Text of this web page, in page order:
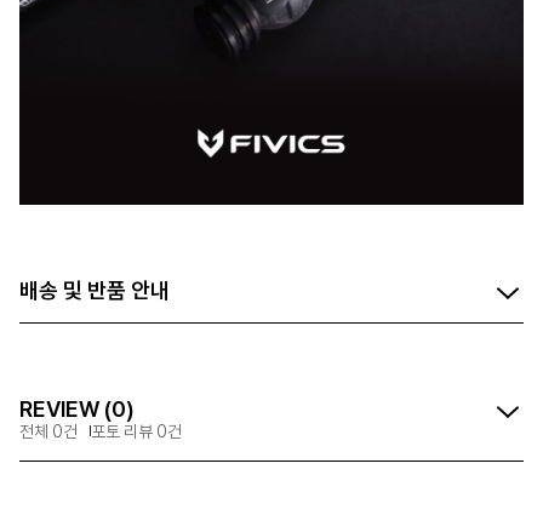
배송 및 반품 안내
REVIEW (0)
전체 0건 포토 리뷰 0건